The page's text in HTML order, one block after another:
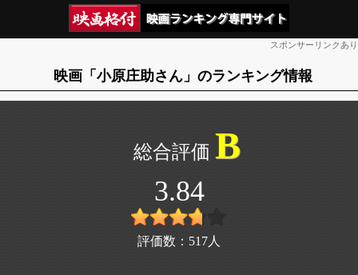
スポンサーリンクあり
映画「小原庄助さん」のランキング情報
B
3.84
評価数： 517 人